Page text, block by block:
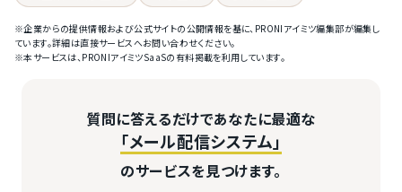
※企業からの提供情報および公式サイトの公開情報を基に、PRONIアイミツ編集部が編集し
ています。詳細は直接サービスへお問い合わせください。
※本サービスは、PRONIアイミツSaaSの有料掲載を利用しています。
質問に答えるだけであなたに最適な
「メール配信システム」
のサービスを見つけます。